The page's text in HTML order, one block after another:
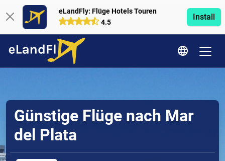
eLandFly: Flüge Hotels Touren
4.5
Install
Günstige Flüge nach Mar
del Plata